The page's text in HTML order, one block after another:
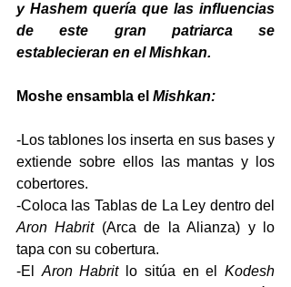
y Hashem quería que las influencias
de este gran patriarca se
establecieran en el Mishkan.
Moshe ensambla el Mishkan:
-Los tablones los inserta en sus bases y
extiende sobre ellos las mantas y los
cobertores.
Aron Habrit (Arca de la Alianza) y lo
tapa con su cobertura.
-El Aron Habrit lo sitúa en el Kodesh